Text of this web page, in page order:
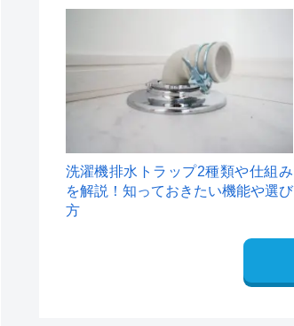
洗濯機排水トラップ2種類や仕組み
を解説！知っておきたい機能や選び
方